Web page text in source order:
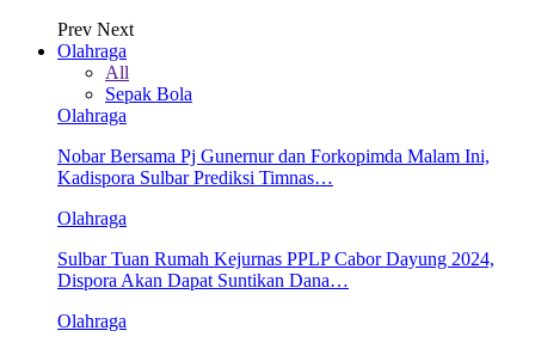
Prev Next
Olahraga
All
Sepak Bola
Olahraga
Nobar Bersama Pj Gunernur dan Forkopimda Malam Ini,
Kadispora Sulbar Prediksi Timnas…
Olahraga
Sulbar Tuan Rumah Kejurnas PPLP Cabor Dayung 2024,
Dispora Akan Dapat Suntikan Dana…
Olahraga